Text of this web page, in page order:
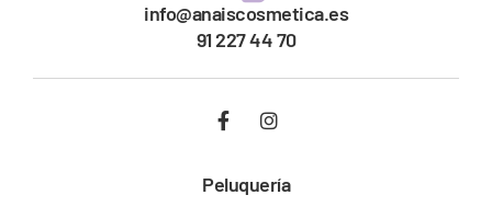
info@anaiscosmetica.es
91 227 44 70
Peluquería